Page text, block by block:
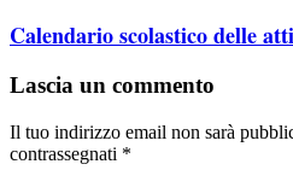
Calendario scolastico delle
Lascia un commento
Il tuo indirizzo email non sarà
contrassegnati *